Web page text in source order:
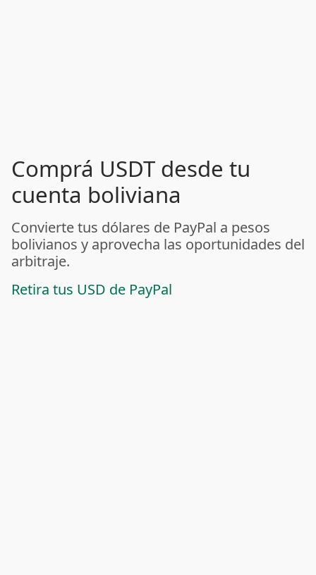
Comprá USDT desde tu
cuenta boliviana
Convierte tus dólares de PayPal a pesos
bolivianos y aprovecha las oportunidades del
arbitraje.
Retira tus USD de PayPal